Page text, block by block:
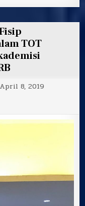
TOT
April 8, 2019